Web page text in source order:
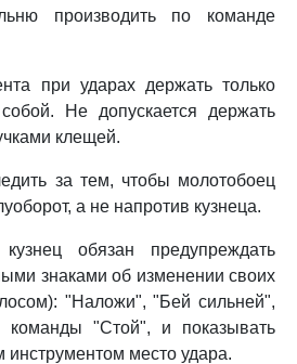
производить по команде
при ударах держать только
Не допускается держать
клещей.
за тем, чтобы молотобоец
а не напротив кузнеца.
обязан предупреждать
знаками об изменении своих
"Наложи", "Бей сильней",
"Стой", и показывать
инструментом место удара.